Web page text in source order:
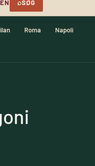
⌕SØG
Roma Napoli